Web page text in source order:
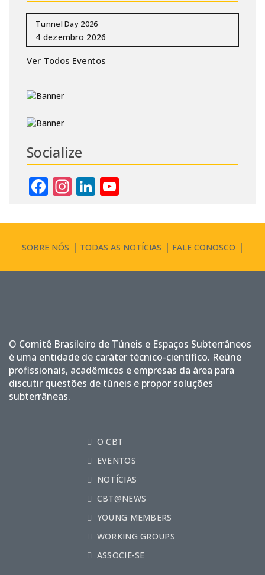
Tunnel Day 2026
Ver Todos Eventos
Socialize
Facebook
Instagram
LinkedIn
SOBRE NÓS TODAS AS NOTÍCIAS FALE CONOSCO
O Comitê Brasileiro de Túneis e Espaços Subterrâneos
é uma entidade de caráter técnico-científico. Reúne
profissionais, acadêmicos e empresas da área para
discutir questões de túneis e propor soluções
subterrâneas.
O CBT
EVENTOS
NOTÍCIAS
CBT@NEWS
YOUNG MEMBERS
WORKING GROUPS
ASSOCIE-SE